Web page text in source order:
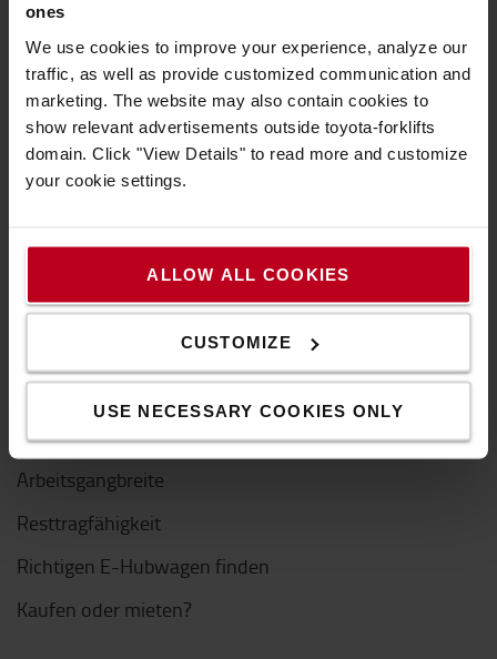
ones
We use cookies to improve your experience, analyze our
traffic, as well as provide customized communication and
marketing. The website may also contain cookies to
show relevant advertisements outside toyota-forklifts
domain. Click "View Details" to read more and customize
your cookie settings.
ALLOW ALL COOKIES
CUSTOMIZE
USE NECESSARY COOKIES ONLY
Elektro-Hochhubwagen
Schubmaststapler
Schmalgangstapler
Automatisierte Flurförderzeuge
Regalsysteme
Trends in der Logistik
Paletten
Räder und Rollen
Arbeitsgangbreite
Resttragfähigkeit
Richtigen E-Hubwagen finden
Kaufen oder mieten?